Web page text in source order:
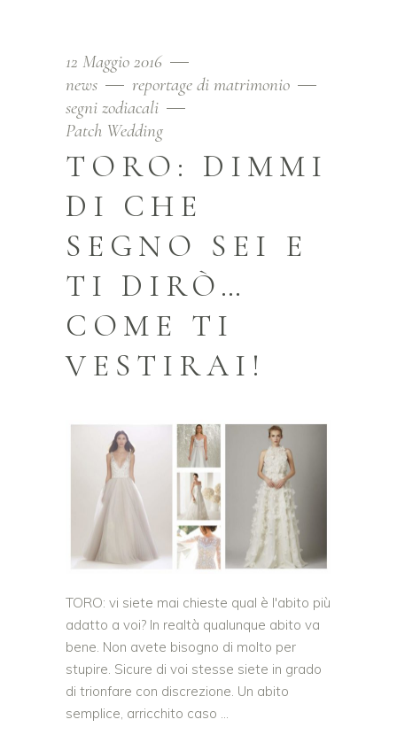
12 Maggio 2016
news
reportage di matrimonio
segni zodiacali
Patch Wedding
TORO: DIMMI
DI CHE
SEGNO SEI E
TI DIRÒ…
COME TI
VESTIRAI!
TORO: vi siete mai chieste qual è l'abito più
adatto a voi? In realtà qualunque abito va
bene. Non avete bisogno di molto per
stupire. Sicure di voi stesse siete in grado
di trionfare con discrezione. Un abito
semplice, arricchito caso